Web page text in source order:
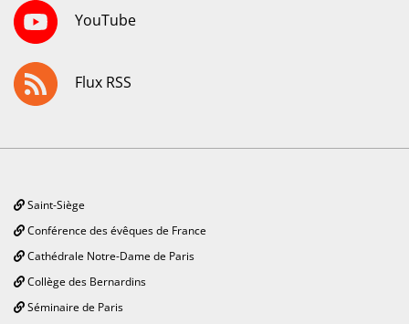
YouTube
Flux RSS
Saint-Siège
Conférence des évêques de France
Cathédrale Notre-Dame de Paris
Collège des Bernardins
Séminaire de Paris